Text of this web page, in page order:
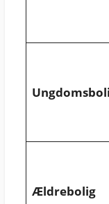
Ældrebolig